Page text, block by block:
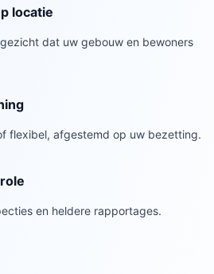
locatie
dat uw gebouw en bewoners
flexibel, afgestemd op uw bezetting.
en heldere rapportages.